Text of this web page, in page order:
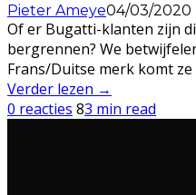
Pieter Ameye04/03/2020
Of er Bugatti-klanten zijn
bergrennen? We
Frans/Duitse merk komt
Verder lezen →
0 reacties 83 min read